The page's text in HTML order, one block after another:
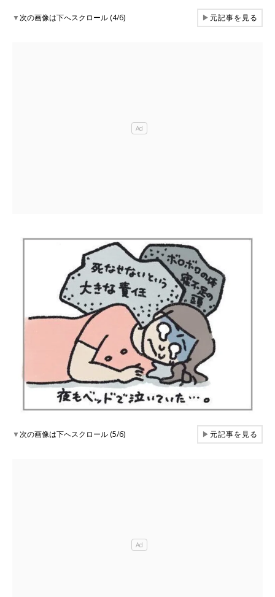
▼次の画像は下へスクロール (4/6) ▶元記事を見る
▼次の画像は下へスクロール (5/6) ▶元記事を見る